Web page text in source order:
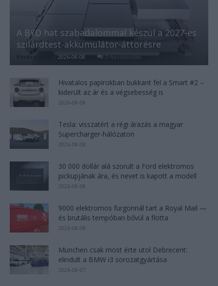
A BYD hat szabadalommal készül a 2027-es
szilárdtest-akkumulátor-áttörésre
- 2026-08-08 0 hozzászólás
Hivatalos papírokban bukkant fel a Smart #2 –
kiderült az ár és a végsebesség is
2026-08-08
Tesla: visszatért a régi árazás a magyar
Supercharger-hálózaton
2026-08-08
30 000 dollár alá szorult a Ford elektromos
pickupjának ára, és nevet is kapott a modell
2026-08-08
9000 elektromos furgonnál tart a Royal Mail —
és brutális tempóban bővül a flotta
2026-08-08
München csak most érte utol Debrecent:
elindult a BMW i3 sorozatgyártása
2026-08-07